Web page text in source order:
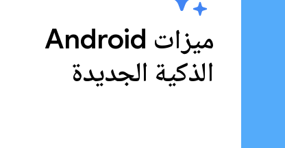
ميزات Android
الذكية الجديدة